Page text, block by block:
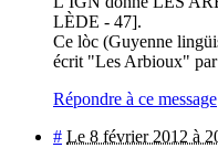
LÈDE - 47].
Ce lòc (Guyenne
écrit "Les Arbioux" par
Répondre à ce message
# Le 8 février 2012 à